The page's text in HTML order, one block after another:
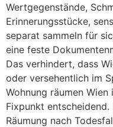
Wertgegenstände,
Erinnerungsstücke,
separat sammeln für
eine feste
Das verhindert, dass
oder versehentlich im
Wohnung räumen
Fixpunkt
Räumung nach